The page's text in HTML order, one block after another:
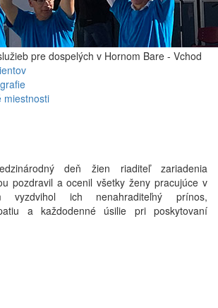
miestnosti
deň žien riaditeľ zariadenia
pozdravil a ocenil všetky ženy pracujúce v
vyzdvihol ich nenahraditeľný prínos,
a každodenné úsilie pri poskytovaní